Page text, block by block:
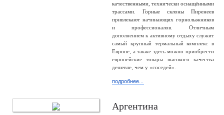
качественными, технически оснащёнными
трассами. Горные склоны Пиренеев
привлекают начинающих горнолыжников
и профессионалов. Отличным
дополнением к активному отдыху служит
самый крупный термальный комплекс в
Европе, а также здесь можно приобрести
европейские товары высокого качества
дешевле, чем у «соседей».
подробнее...
Аргентина